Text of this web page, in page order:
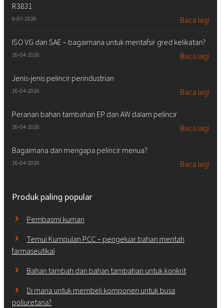
R3831
9-07-2026 Baca lagi
ISO VG dan SAE – bagaimana untuk mentafsir gred kelikatan?
16-04-2026 Baca lagi
Jenis-jenis pelincir perindustrian
16-04-2026 Baca lagi
Peranan bahan tambahan EP dan AW dalam pelincir
16-04-2026 Baca lagi
Bagaimana dan mengapa pelincir menua?
16-04-2026 Baca lagi
Produk paling popular
Pembasmi kuman
Temui Kumpulan PCC – pengeluar bahan mentah
farmaseutikal
Bahan tambah dan bahan tambahan untuk konkrit
Di mana untuk membeli komponen untuk busa
poliuretana?